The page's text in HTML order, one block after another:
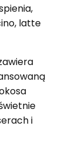
latte
i